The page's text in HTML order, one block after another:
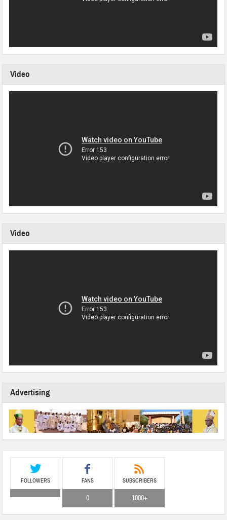
Video
Video
Advertising
FOLLOWERS FANS
0
SUBSCRIBERS
1000+